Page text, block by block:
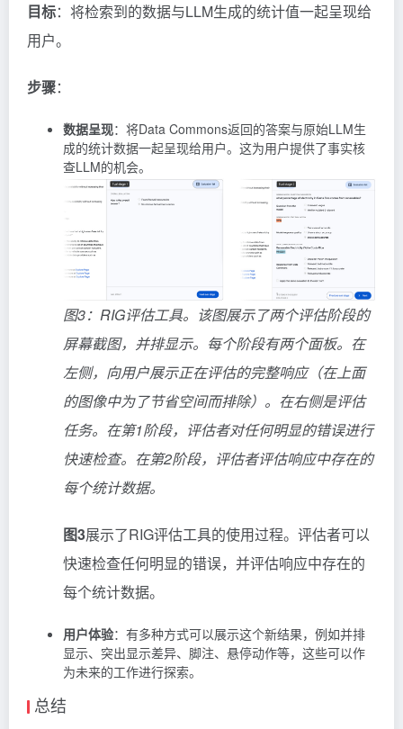
目标：将检索到的数据与LLM生成的统计值一起呈现给
用户。
步骤：
数据呈现：将Data Commons返回的答案与原始LLM生
成的统计数据一起呈现给用户。这为用户提供了事实核
查LLM的机会。
图3：RIG评估工具。该图展示了两个评估阶段的
屏幕截图，并排显示。每个阶段有两个面板。在
左侧，向用户展示正在评估的完整响应（在上面
的图像中为了节省空间而排除）。在右侧是评估
任务。在第1阶段，评估者对任何明显的错误进行
快速检查。在第2阶段，评估者评估响应中存在的
每个统计数据。
图3展示了RIG评估工具的使用过程。评估者可以
快速检查任何明显的错误，并评估响应中存在的
每个统计数据。
用户体验：有多种方式可以展示这个新结果，例如并排
显示、突出显示差异、脚注、悬停动作等，这些可以作
为未来的工作进行探索。
总结